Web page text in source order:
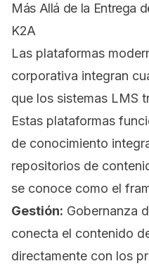
Más Allá de la Entrega
K2A
Las plataformas
corporativa integran
que los sistemas LMS
Estas plataformas
de conocimiento
repositorios de
se conoce como el
Gestión: Gobernanza
conecta el contenido
directamente con los